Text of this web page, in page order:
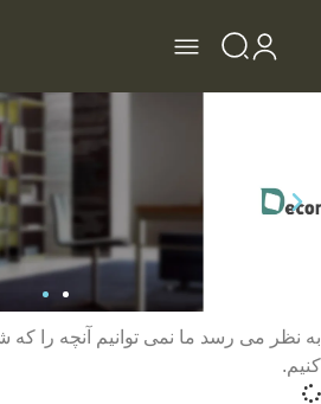
به نظر می رسد ما نمی توانیم آنچه را که
کنیم.